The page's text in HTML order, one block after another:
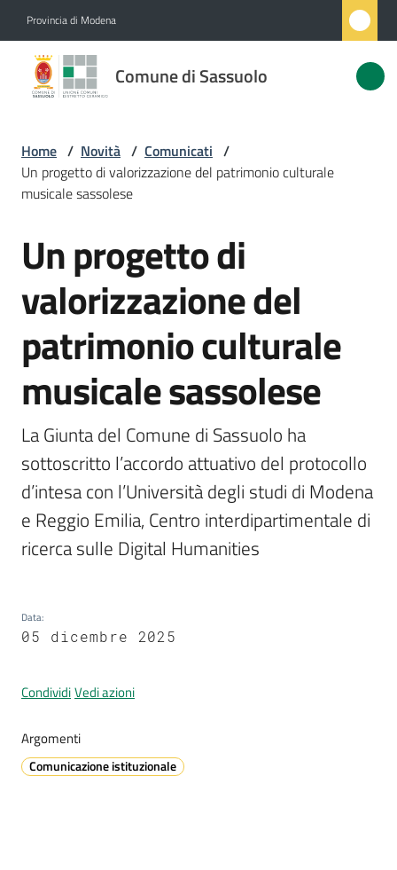
Provincia di Modena
Comune di Sassuolo
Comune
di
Amministrazione
Novità
Menu selezionato
Servizi
Vivere
Sassuolo
A
l
l
e
r
m
e
e
o
V
i
Home / Novità / Comunicati /
Un progetto di valorizzazione del patrimonio culturale
musicale sassolese
Salta al contenuto
Un progetto di
valorizzazione del
patrimonio culturale
musicale sassolese
La Giunta del Comune di Sassuolo ha
sottoscritto l’accordo attuativo del protocollo
d’intesa con l’Università degli studi di Modena
e Reggio Emilia, Centro interdipartimentale di
ricerca sulle Digital Humanities
Data:
05 dicembre 2025
CondividiVedi azioni
Argomenti
Comunicazione istituzionale